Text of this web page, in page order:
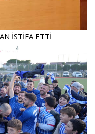
İSTİFA ETTİ